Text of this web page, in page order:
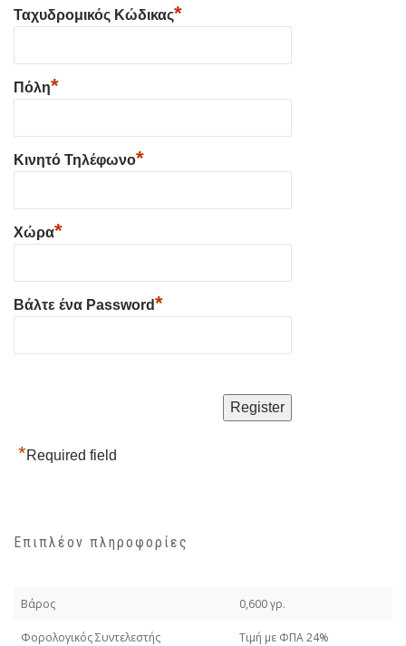
Ταχυδρομικός Κώδικας*
Πόλη*
Κινητό Τηλέφωνο*
Χώρα*
Βάλτε ένα Password*
*Required field
Επιπλέον πληροφορίες
Βάρος 0,600 γρ.
Φορολογικός Συντελεστής Τιμή με ΦΠΑ 24%